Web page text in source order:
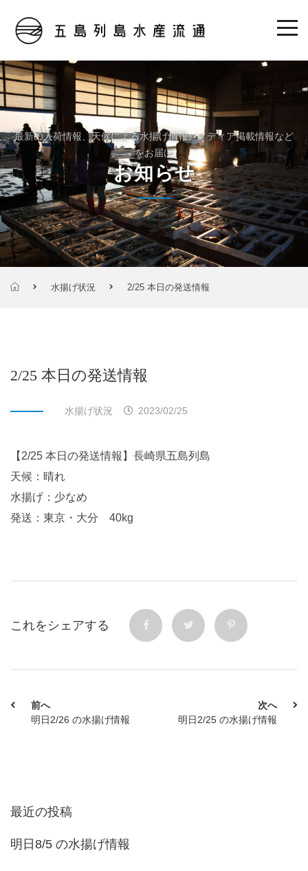
最新の入荷情報、天候による水揚げ情報、メディア掲載情報など
をお届け
お知らせ
水揚げ状況 2/25 本日の発送情報
2/25 本日の発送情報
水揚げ状況 2023/02/25
【2/25 本日の発送情報】長崎県五島列島
天候：晴れ
水揚げ：少なめ
発送：東京・大分 40kg
これをシェアする
前へ
明日2/26 の水揚げ情報
次へ
明日2/25 の水揚げ情報
最近の投稿
明日8/5 の水揚げ情報